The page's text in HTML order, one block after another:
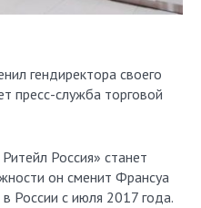
пресс-служба торговой
Россия» станет
он сменит Франсуа
России с июля 2017 года.